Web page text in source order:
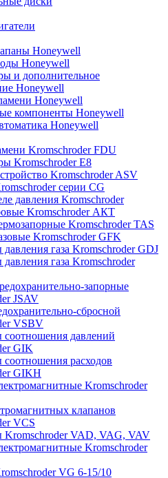
Honeywell
Honeywell
и дополнительное
Honeywell
Honeywell
компоненты Honeywell
Honeywell
Kromschroder FDU
Kromschroder E8
Kromschroder ASV
серии CG
давления Kromschroder
Kromschroder АКТ
Kromschroder TAS
Kromschroder GFK
давления газа Kromschroder GDJ
давления газа Kromschroder
запорные
JSAV
сбросной
VSBV
соотношения давлений
GIK
соотношения расходов
GIKH
Kromschroder
клапанов
VCS
Kromschroder VAD, VAG, VAV
Kromschroder
VG 6-15/10